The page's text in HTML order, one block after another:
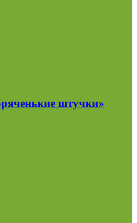
штучки»